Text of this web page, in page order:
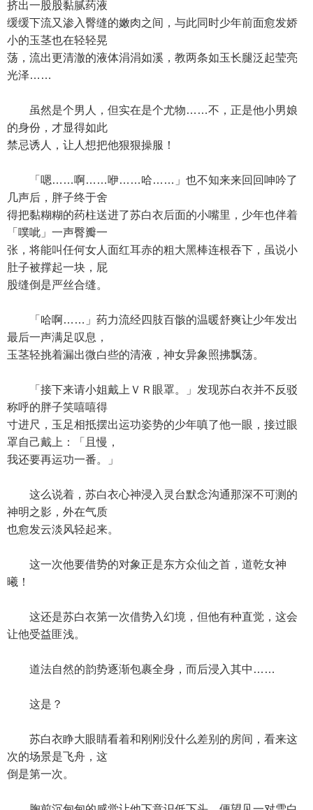
挤出一股股黏腻药液
缓缓下流又渗入臀缝的嫩肉之间，与此同时少年前面愈发娇
小的玉茎也在轻轻晃
荡，流出更清澈的液体涓涓如溪，教两条如玉长腿泛起莹亮
光泽……
虽然是个男人，但实在是个尤物……不，正是他小男娘
的身份，才显得如此
禁忌诱人，让人想把他狠狠操服！
「嗯……啊……咿……哈……」也不知来来回回呻吟了
几声后，胖子终于舍
得把黏糊糊的药柱送进了苏白衣后面的小嘴里，少年也伴着
「噗呲」一声臀瓣一
张，将能叫任何女人面红耳赤的粗大黑棒连根吞下，虽说小
肚子被撑起一块，屁
股缝倒是严丝合缝。
「哈啊……」药力流经四肢百骸的温暖舒爽让少年发出
最后一声满足叹息，
玉茎轻挑着漏出微白些的清液，神女异象照拂飘荡。
「接下来请小姐戴上ＶＲ眼罩。」发现苏白衣并不反驳
称呼的胖子笑嘻嘻得
寸进尺，玉足相抵摆出运功姿势的少年嗔了他一眼，接过眼
罩自己戴上：「且慢，
我还要再运功一番。」
这么说着，苏白衣心神浸入灵台默念沟通那深不可测的
神明之影，外在气质
也愈发云淡风轻起来。
这一次他要借势的对象正是东方众仙之首，道乾女神
曦！
这还是苏白衣第一次借势入幻境，但他有种直觉，这会
让他受益匪浅。
道法自然的韵势逐渐包裹全身，而后浸入其中……
这是？
苏白衣睁大眼睛看着和刚刚没什么差别的房间，看来这
次的场景是飞舟，这
倒是第一次。